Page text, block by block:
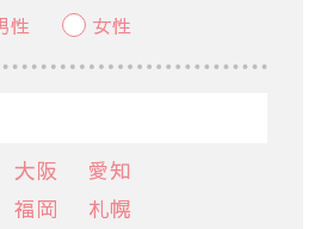
性 女性
大阪
愛知
福岡
札幌